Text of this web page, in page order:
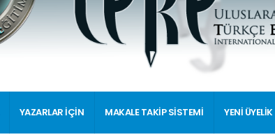
YAZARLAR İÇİN MAKALE TAKİP SİSTEMİ YENİ ÜYELİK